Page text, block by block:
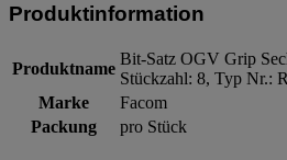
Produktinformation
Produktname
Bit-Satz OGV Grip
Stückzahl: 8, Typ Nr.:
Marke
Facom
Packung
pro Stück